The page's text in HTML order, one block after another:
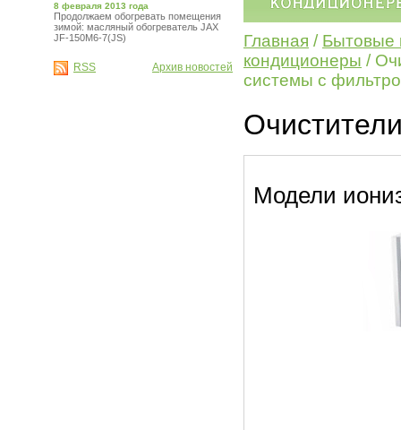
8 февраля 2013 года
Продолжаем обогревать помещения
зимой: масляный обогреватель JAX
JF-150M6-7(JS)
RSS Архив новостей
Главная / Бытовые
кондиционеры /
системы с
Модели